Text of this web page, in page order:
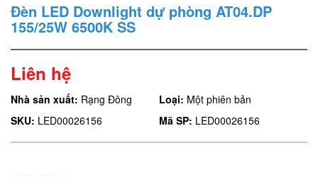
Đèn LED Downlight dự phòng AT04.DP
155/25W 6500K SS
Liên hệ
Nhà sản xuất: Rạng Đông Loại: Một phiên bản
SKU: LED00026156 Mã SP: LED00026156